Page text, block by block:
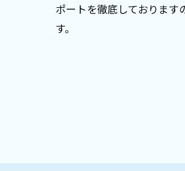
ポートを徹底しておりま
す。